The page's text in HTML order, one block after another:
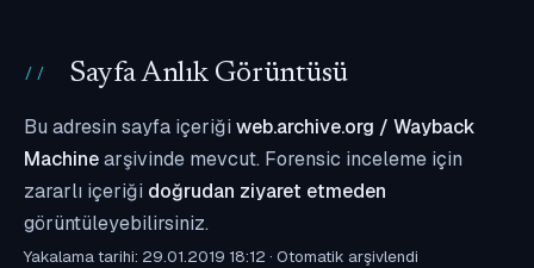
Sayfa Anlık Görüntüsü
Bu adresin sayfa içeriği web.archive.org / Wayback
Machinearşivinde mevcut. Forensic inceleme için
zararlı içeriği doğrudan ziyaret etmeden
görüntüleyebilirsiniz.
Yakalama tarihi: 29.01.2019 18:12 · Otomatik arşivlendi